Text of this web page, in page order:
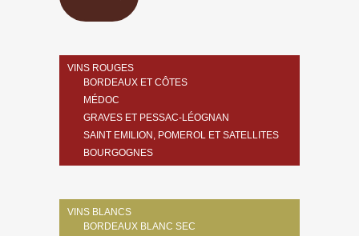
VINS ROUGES
BORDEAUX ET CÔTES
MÉDOC
GRAVES ET PESSAC-LÉOGNAN
SAINT EMILION, POMEROL ET SATELLITES
BOURGOGNES
VINS BLANCS
BORDEAUX BLANC SEC